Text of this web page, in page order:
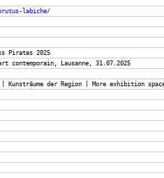
labiche/
Pirates 2025
contemporain, Lausanne, 31.07.2025
der Region | More exhibition